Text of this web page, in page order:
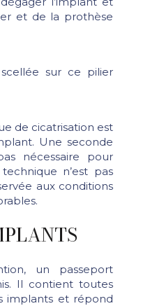
et de la prothèse
sur ce pilier
de cicatrisation est
Une seconde
nécessaire pour
n’est pas
aux conditions
un passeport
Il contient toutes
implants et répond